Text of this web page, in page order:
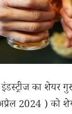
इंडस्ट्रीज का
2024 ) को